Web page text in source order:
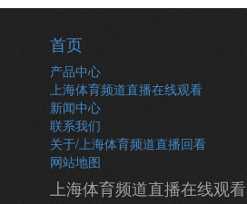
首页
产品中心
上海体育频道直播在线观看
新闻中心
联系我们
关于/上海体育频道直播回看
网站地图
上海体育频道直播在线观看